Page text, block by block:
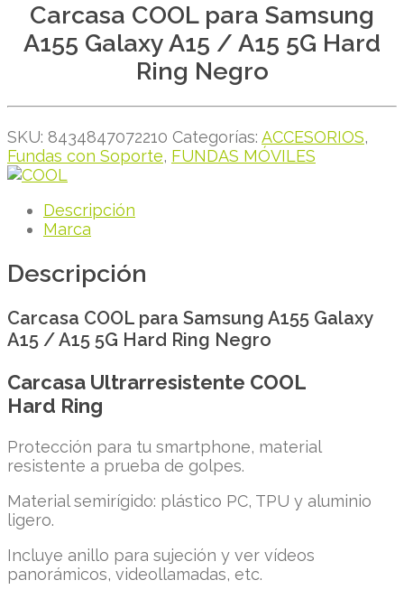
Carcasa COOL para Samsung
A155 Galaxy A15 / A15 5G Hard
Ring Negro
SKU: 8434847072210 Categorías: ACCESORIOS,
Fundas con Soporte, FUNDAS MÓVILES
Descripción
Marca
Descripción
Carcasa COOL para Samsung A155 Galaxy
A15 / A15 5G Hard Ring Negro
Carcasa Ultrarresistente COOL
Hard Ring
Protección para tu smartphone, material
resistente a prueba de golpes.
Material semirígido: plástico PC, TPU y aluminio
ligero.
Incluye anillo para sujeción y ver vídeos
panorámicos, videollamadas, etc.